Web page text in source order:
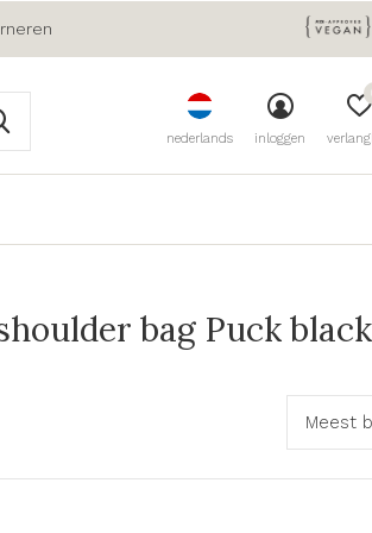
nederlands inloggen
0
bag Puck black